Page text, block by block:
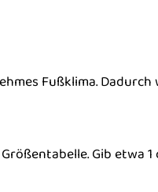
Fußklima.
Gib etwa